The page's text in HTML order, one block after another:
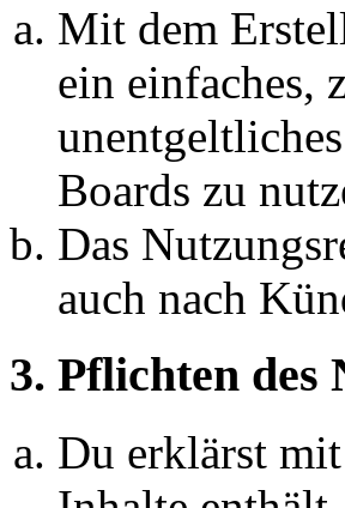
Mit dem
ein einfaches,
Boards zu
Das
auch nach
3. Pflichten des
Du erklärst